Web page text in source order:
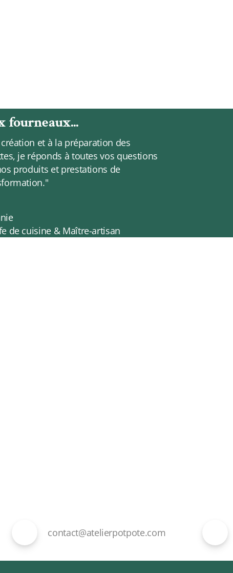
fourneaux...
et à la préparation des
je réponds à toutes vos questions
produits et prestations de
de cuisine & Maître-artisan
contact@atelierpotpote.com